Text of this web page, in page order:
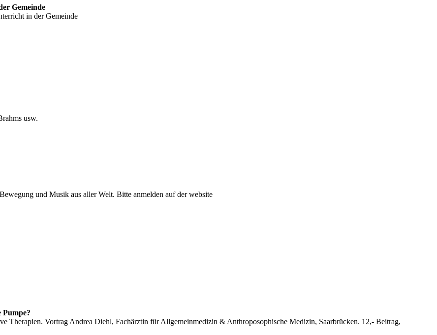
Gemeinde
in der Gemeinde
usw.
und Musik aus aller Welt. Bitte anmelden auf der website
Therapien. Vortrag Andrea Diehl, Fachärztin für Allgemeinmedizin & Anthroposophische Medizin, Saarbrücken. 12,- Beitrag,